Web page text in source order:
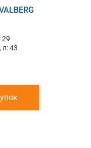
29
43